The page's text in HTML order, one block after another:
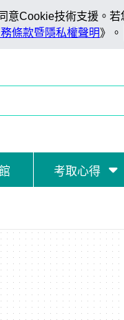
Cookie技術支援。
條款暨隱私權聲明》。
考取心得